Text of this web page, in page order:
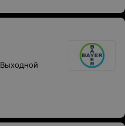
Выходной